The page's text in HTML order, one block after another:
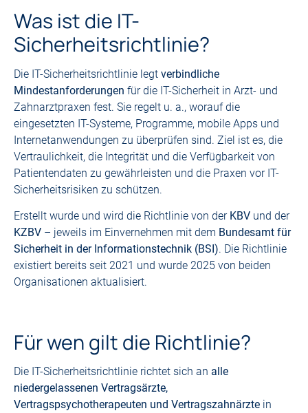
Was ist die IT-
Sicherheitsrichtlinie?
Die IT-Sicherheitsrichtlinie legt verbindliche
Mindestanforderungen für die IT-Sicherheit in Arzt- und
Zahnarztpraxen fest. Sie regelt u. a., worauf die
eingesetzten IT-Systeme, Programme, mobile Apps und
Internetanwendungen zu überprüfen sind. Ziel ist es, die
Vertraulichkeit, die Integrität und die Verfügbarkeit von
Patientendaten zu gewährleisten und die Praxen vor IT-
Sicherheitsrisiken zu schützen.
Erstellt wurde und wird die Richtlinie von der KBV und der
KZBV – jeweils im Einvernehmen mit dem Bundesamt für
Sicherheit in der Informationstechnik (BSI). Die Richtlinie
existiert bereits seit 2021 und wurde 2025 von beiden
Organisationen aktualisiert.
Für wen gilt die Richtlinie?
Die IT-Sicherheitsrichtlinie richtet sich an alle
niedergelassenen Vertragsärzte,
Vertragspsychotherapeuten und Vertragszahnärzte in